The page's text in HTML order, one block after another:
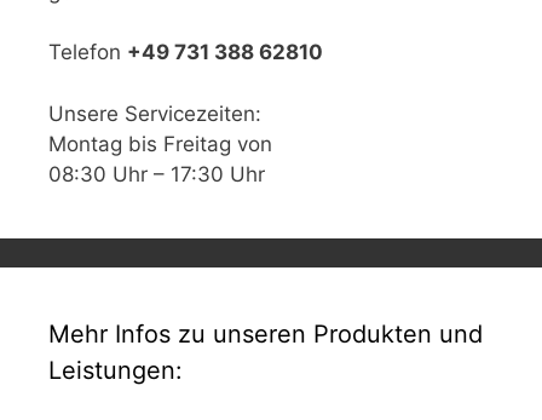
Telefon +49 731 388 62810
Unsere Servicezeiten:
Montag bis Freitag von
08:30 Uhr – 17:30 Uhr
Mehr Infos zu unseren Produkten und
Leistungen: